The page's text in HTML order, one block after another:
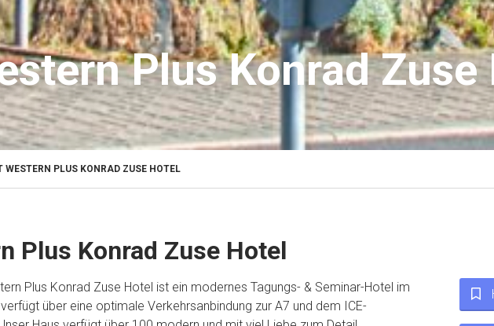
Plus Konrad Zuse
WESTERN PLUS KONRAD ZUSE HOTEL
Plus Konrad Zuse Hotel
Plus Konrad Zuse Hotel ist ein modernes Tagungs- & Seminar-Hotel im
über eine optimale Verkehrsanbindung zur A7 und dem ICE-